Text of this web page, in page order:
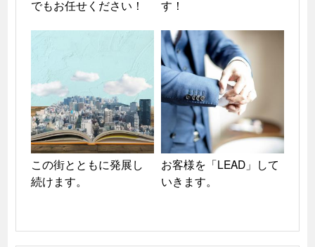
でもお任せください！
す！
この街とともに発展し
続けます。
お客様を「LEAD」して
いきます。